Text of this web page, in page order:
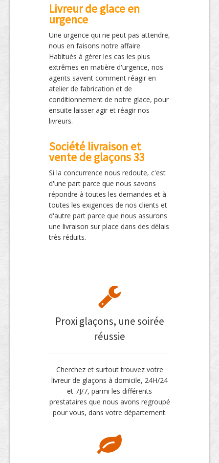
Livreur de glace en
urgence
Une urgence qui ne peut pas attendre,
nous en faisons notre affaire.
Habitués à gérer les cas les plus
extrêmes en matière d'urgence, nos
agents savent comment réagir en
atelier de fabrication et de
conditionnement de notre glace, pour
ensuite laisser agir et réagir nos
livreurs.
Société livraison et
vente de glaçons 33
Si la concurrence nous redoute, c'est
d'une part parce que nous savons
répondre à toutes les demandes et à
toutes les exigences de nos clients et
d'autre part parce que nous assurons
une livraison sur place dans des délais
très réduits.
Proxi glaçons, une soirée
réussie
Cherchez et surtout trouvez votre
livreur de glaçons à domicile, 24H/24
et 7J/7, parmi les différents
prestataires que nous avons regroupé
pour vous, dans votre département.